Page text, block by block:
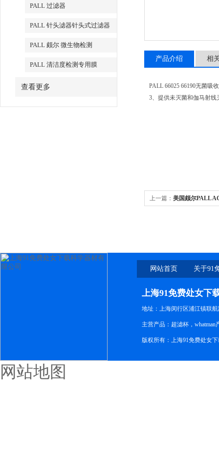
PALL 过滤器
PALL 针头滤器针头式过滤器
PALL 颇尔 微生物检测
PALL 清洁度检测专用膜
查看更多
产品介绍 相
PALL 66025 66190无菌吸
3、提供未灭菌和伽马射
上一篇： 美国颇尔PALL
网站首页 关于91
上海91免费处女下
地址：上海闵行区浦江镇联航
主营产品：超滤杯，
版权所有：上海91免费处女
网站地图